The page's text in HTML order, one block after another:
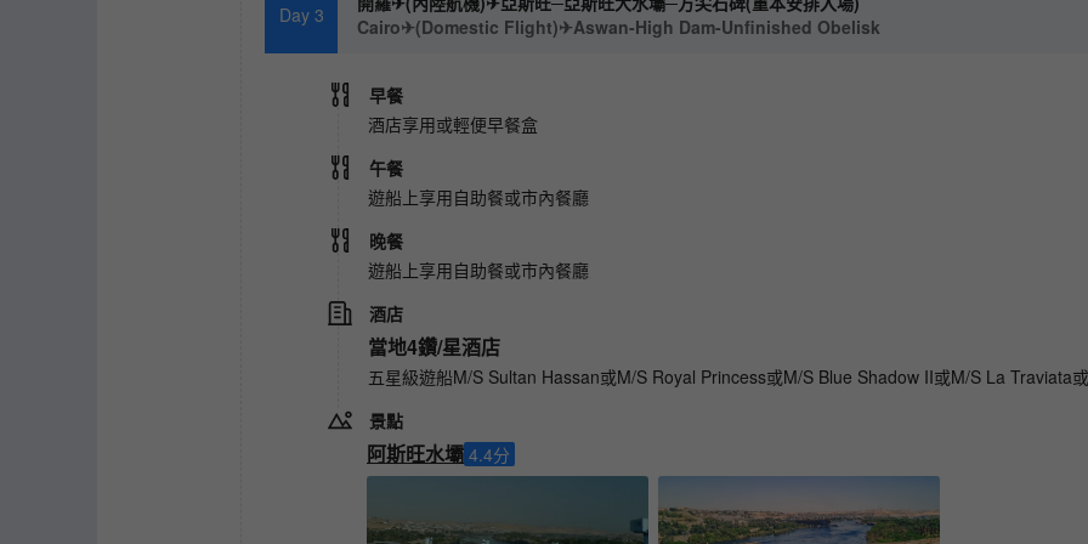
Day 3
Cairo✈(Domestic Flight)✈Aswan-High Dam-Unfinished Obelisk
早餐
酒店享用或輕便早餐盒
午餐
遊船上享用自助餐或市內餐廳
晚餐
遊船上享用自助餐或市內餐廳
酒店
當地4鑽/星酒店
五星級遊船M/S Sultan Hassan或M/S Royal Princess或M/S Blue Shadow II或M/S La Traviata
景點
阿斯旺水壩 4.4分